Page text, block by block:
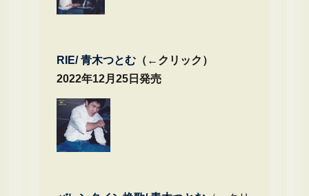
RIE/ 青木つとむ（←クリック）
2022年12月25日発売